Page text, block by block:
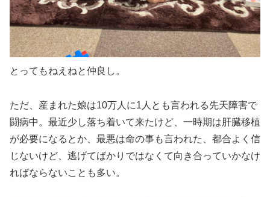
とってもねえねと仲良し。
ただ、産まれた娘は10万人に1人とも言われる先天障害で
闘病中。最近少し落ち着いて来たけど、一時期は肝臓移植
が必要になるとか、最悪は命の事も言われた、都合よく信
じないけど、逃げてばかりではなくて向き合っていかなけ
ればならないことも多い。